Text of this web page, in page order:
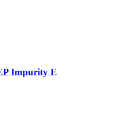
Impurity E